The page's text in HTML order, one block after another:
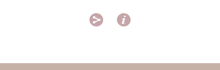
 